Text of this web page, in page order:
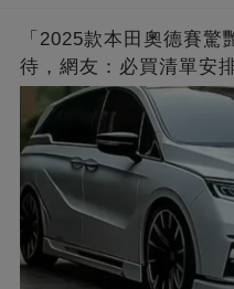
「2025款本田奧德賽
待，網友：必買清單安排